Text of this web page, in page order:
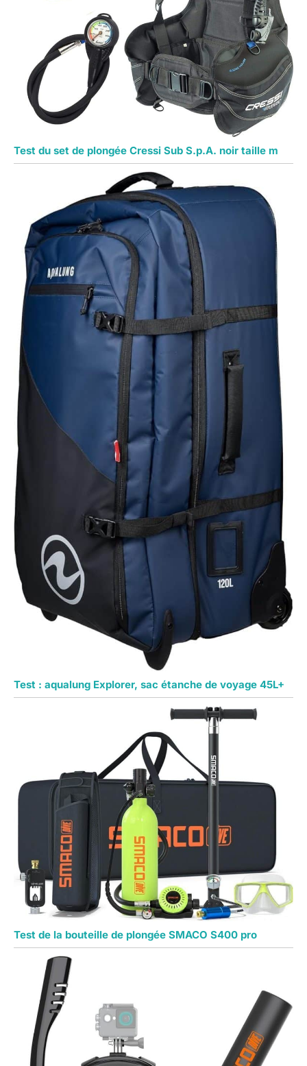
Test du set de plongée Cressi Sub S.p.A. noir taille m
Test : aqualung Explorer, sac étanche de voyage 45L+
Test de la bouteille de plongée SMACO S400 pro